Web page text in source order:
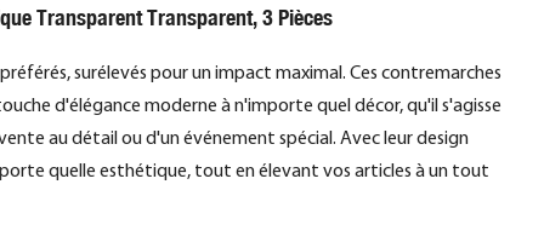
Transparent Transparent, 3 Pièces
surélevés pour un impact maximal. Ces contremarches
d'élégance moderne à n'importe quel décor, qu'il s'agisse
au détail ou d'un événement spécial. Avec leur design
quelle esthétique, tout en élevant vos articles à un tout